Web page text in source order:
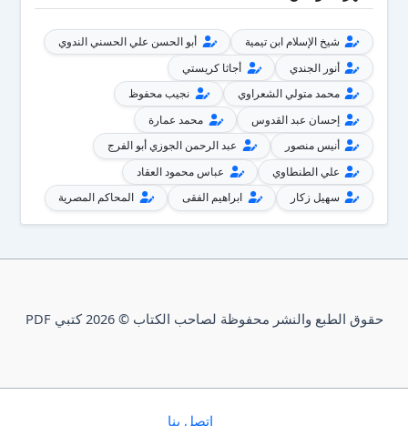
شيخ الإسلام ابن تيمية
أبو الحسن علي الحسني الندوي
أنور الجندي
أجاثا كريستي
محمد متولي الشعراوي
نجيب محفوظ
إحسان عبد القدوس
محمد عمارة
أنيس منصور
عبد الرحمن الجوزي أبو الفرج
علي الطنطاوي
عباس محمود العقاد
سهيل زكار
ابراهيم الفقى المحاكم المصرية
حقوق الطبع والنشر محفوظة لصاحب الكتاب © 2026 كتبي PDF
إتصل بنا